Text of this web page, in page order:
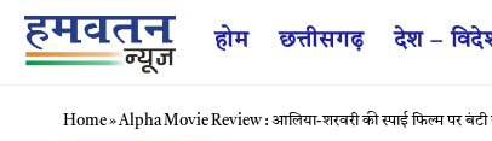
होम छत्तीसगढ़ देश –
Home» Alpha Movie Review : आलिया-शरवरी की स्पाई फिल्म पर बंटी